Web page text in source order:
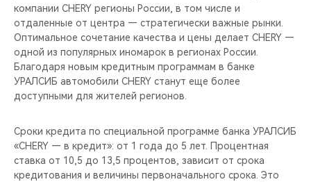
компании CHERY регионы России, в том числе и
отдаленные от центра — стратегически важные рынки.
Оптимальное сочетание качества и цены делает CHERY —
одной из популярных иномарок в регионах России.
Благодаря новым кредитным программам в банке
УРАЛСИБ автомобили CHERY станут еще более
доступными для жителей регионов.
Сроки кредита по специальной программе банка УРАЛСИБ
«CHERY — в кредит»: от 1 года до 5 лет. Процентная
ставка от 10,5 до 13,5 процентов, зависит от срока
кредитования и величины первоначального срока. Это